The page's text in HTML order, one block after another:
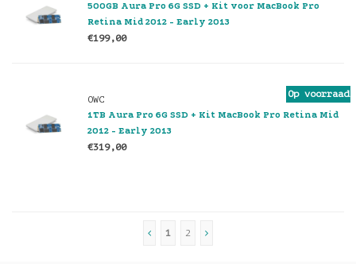
500GB Aura Pro 6G SSD + Kit voor MacBook Pro
Retina Mid 2012 - Early 2013
€199,00
Op voorraad
OWC
1TB Aura Pro 6G SSD + Kit MacBook Pro Retina Mid
2012 - Early 2013
€319,00
1 2